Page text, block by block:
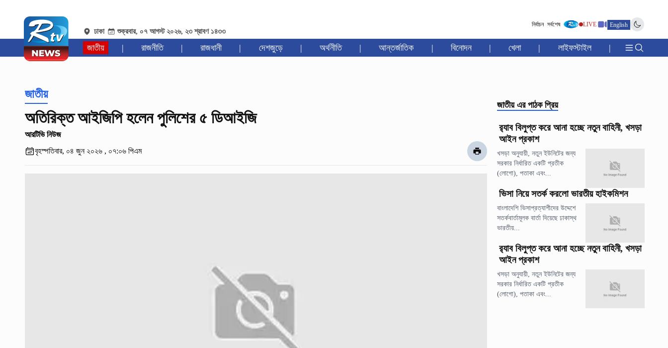
ঢাকা শুক্রবার, ০৭ আগস্ট ২০২৬, ২৩ শ্রাবণ ১৪৩৩
নির্বাচন সর্বশেষ LIVE English
জাতীয় | রাজনীতি | রাজধানী | দেশজুড়ে | অর্থনীতি | আন্তর্জাতিক | বিনোদন | খেলা | লাইফস্টাইল |
জাতীয়
অতিরিক্ত আইজিপি হলেন পুলিশের ৫ ডিআইজি
আরটিভি নিউজ
বৃহস্পতিবার, ০৪ জুন ২০২৬ , ০৭:০৬ পিএম
জাতীয় এর পাঠক প্রিয়
র‍্যাব বিলুপ্ত করে আনা হচ্ছে নতুন বাহিনী, খসড়া
আইন প্রকাশ
খসড়া অনুযায়ী, নতুন ইউনিটের জন্য
সরকার নির্ধারিত একটি প্রতীক
(লোগো), পতাকা এবং...
ভিসা নিয়ে সতর্ক করলো ভারতীয় হাইকমিশন
বাংলাদেশি ভিসাপ্রত্যাশীদের উদ্দেশে
সতর্কবার্তামূলক বার্তা দিয়েছে ঢাকাস্থ
ভারতীয়...
র‍্যাব বিলুপ্ত করে আনা হচ্ছে নতুন বাহিনী, খসড়া
আইন প্রকাশ
খসড়া অনুযায়ী, নতুন ইউনিটের জন্য
সরকার নির্ধারিত একটি প্রতীক
(লোগো), পতাকা এবং...